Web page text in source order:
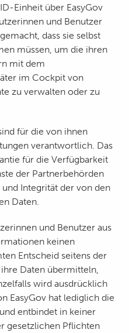
Einheit über EasyGov
und Benutzer
dass sie selbst
müssen, um die ihren
mit dem
im Cockpit von
zu verwalten oder zu
für die von ihnen
verantwortlich. Das
für die Verfügbarkeit
der Partnerbehörden
Integrität der von den
Daten.
und Benutzer aus
keinen
Entscheid seitens der
Daten übermitteln,
wird ausdrücklich
EasyGov hat lediglich die
entbindet in keiner
gesetzlichen Pflichten